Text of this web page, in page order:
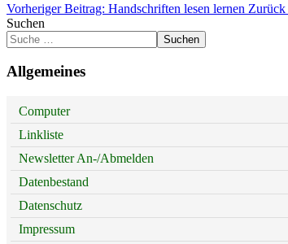
Vorheriger Beitrag: Handschriften lesen lernen Zurück
Suchen
Suchen
Allgemeines
Computer
Linkliste
Newsletter An-/Abmelden
Datenbestand
Datenschutz
Impressum